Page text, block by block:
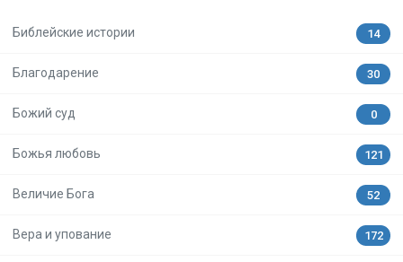
Библейские истории 14
Благодарение 30
Божий суд 0
Божья любовь 121
Величие Бога 52
Вера и упование 172